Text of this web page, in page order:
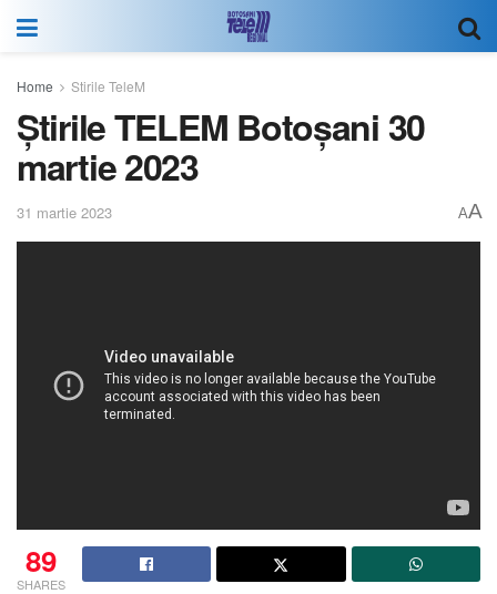
Home Stirile TeleM
Știrile TELEM Botoșani 30
martie 2023
31 martie 2023 AA
89
SHARES